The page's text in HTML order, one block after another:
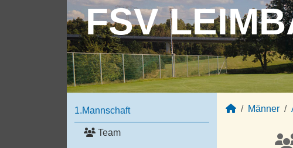
FSV
1.Mannschaft
Team
Männer